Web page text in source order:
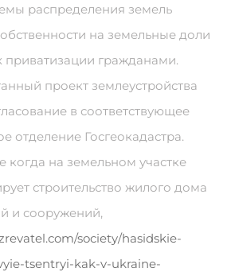
распределения земель
на земельные доли
приватизации гражданами.
проект землеустройства
в соответствующее
отделение Госгеокадастра.
когда на земельном участке
строительство жилого дома
и сооружений,
society/hasidskie-
tsentryi-kak-v-ukraine-